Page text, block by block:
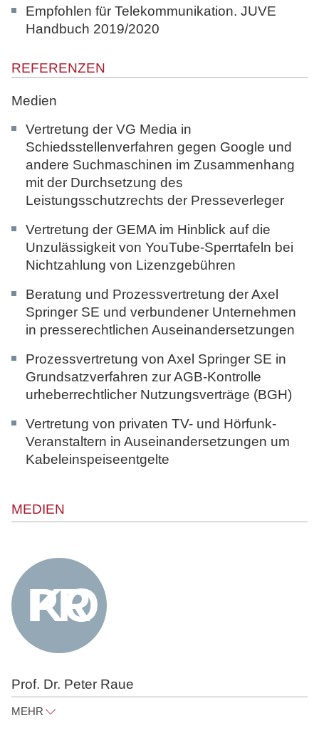
Empfohlen für Telekommunikation. JUVE
Handbuch 2019/2020
REFERENZEN
Medien
Vertretung der VG Media in
Schiedsstellenverfahren gegen Google und
andere Suchmaschinen im Zusammenhang
mit der Durchsetzung des
Leistungsschutzrechts der Presseverleger
Vertretung der GEMA im Hinblick auf die
Unzulässigkeit von YouTube-Sperrtafeln bei
Nichtzahlung von Lizenzgebühren
Beratung und Prozessvertretung der Axel
Springer SE und verbundener Unternehmen
in presserechtlichen Auseinandersetzungen
Prozessvertretung von Axel Springer SE in
Grundsatzverfahren zur AGB-Kontrolle
urheberrechtlicher Nutzungsverträge (BGH)
Vertretung von privaten TV- und Hörfunk-
Veranstaltern in Auseinandersetzungen um
Kabeleinspeiseentgelte
MEDIEN
Prof. Dr. Peter Raue
MEHR